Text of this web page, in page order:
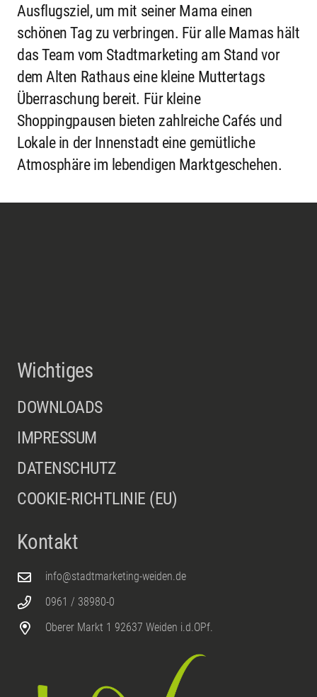
Ausflugsziel, um mit seiner Mama einen
schönen Tag zu verbringen. Für alle Mamas hält
das Team vom Stadtmarketing am Stand vor
dem Alten Rathaus eine kleine Muttertags
Überraschung bereit. Für kleine
Shoppingpausen bieten zahlreiche Cafés und
Lokale in der Innenstadt eine gemütliche
Atmosphäre im lebendigen Marktgeschehen.
Wichtiges
DOWNLOADS
IMPRESSUM
DATENSCHUTZ
COOKIE-RICHTLINIE (EU)
Kontakt
info@stadtmarketing-weiden.de
0961 / 38980-0
Oberer Markt 1 92637 Weiden i.d.OPf.